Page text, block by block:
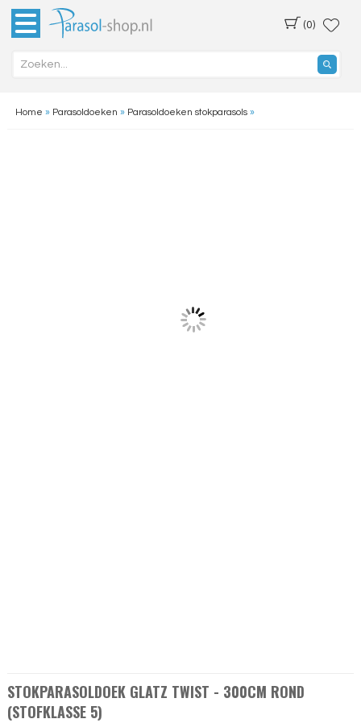
(0)
Home » Parasoldoeken » Parasoldoeken stokparasols»
STOKPARASOLDOEK GLATZ TWIST - 300CM ROND
(STOFKLASSE 5)